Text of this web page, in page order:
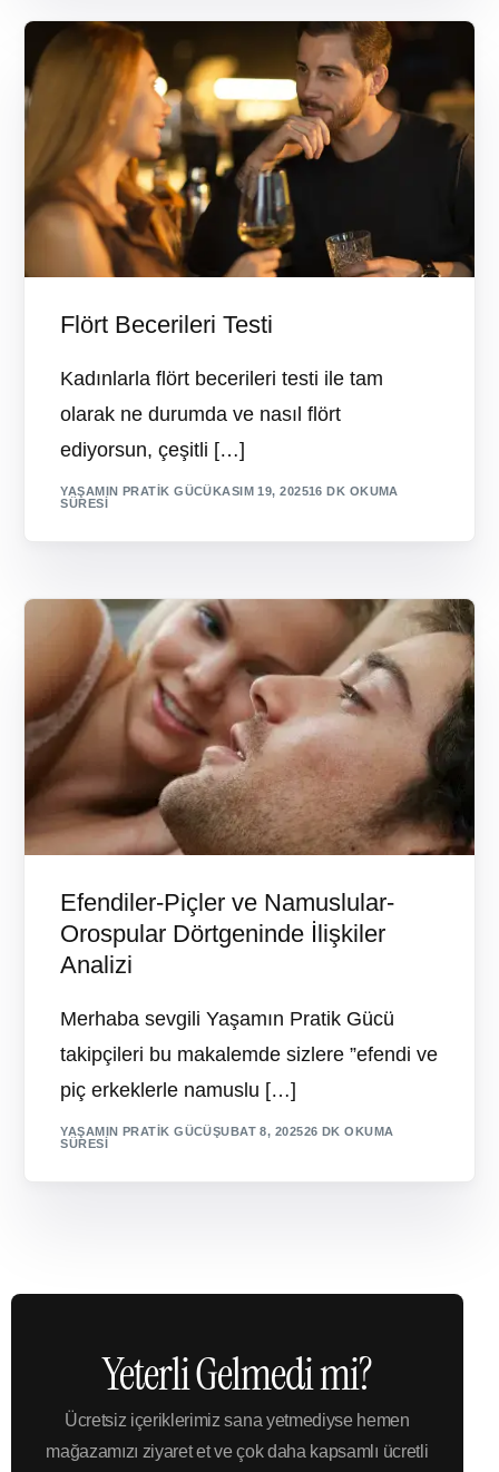
Flört Becerileri Testi
Kadınlarla flört becerileri testi ile tam
olarak ne durumda ve nasıl flört
ediyorsun, çeşitli […]
YAŞAMIN PRATIK GÜCÜKASIM 19, 202516 DK OKUMA
SÜRESI
Efendiler-Piçler ve Namuslular-
Orospular Dörtgeninde İlişkiler
Analizi
Merhaba sevgili Yaşamın Pratik Gücü
takipçileri bu makalemde sizlere ”efendi ve
piç erkeklerle namuslu […]
YAŞAMIN PRATIK GÜCÜŞUBAT 8, 202526 DK OKUMA
SÜRESI
Yeterli Gelmedi mi?
Ücretsiz içeriklerimiz sana yetmediyse hemen
mağazamızı ziyaret et ve çok daha kapsamlı ücretli